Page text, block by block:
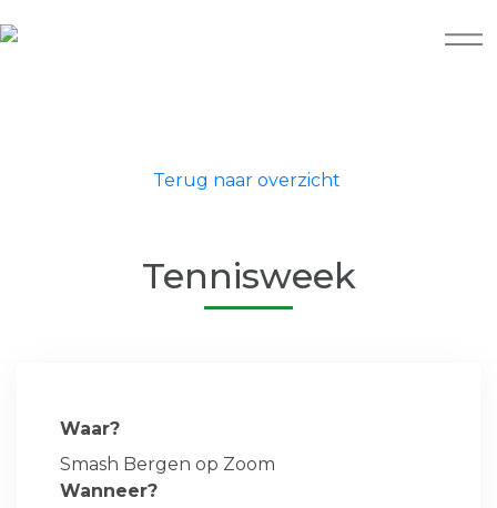
Terug naar overzicht
Tennisweek
Waar?
Smash Bergen op Zoom
Wanneer?